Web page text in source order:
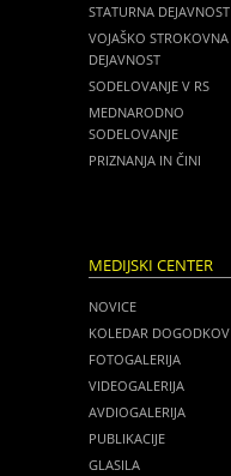
STATURNA DEJAVNOST
VOJAŠKO STROKOVNA
DEJAVNOST
SODELOVANJE V RS
MEDNARODNO
SODELOVANJE
PRIZNANJA IN ČINI
MEDIJSKI CENTER
NOVICE
KOLEDAR DOGODKOV
FOTOGALERIJA
VIDEOGALERIJA
AVDIOGALERIJA
PUBLIKACIJE
GLASILA